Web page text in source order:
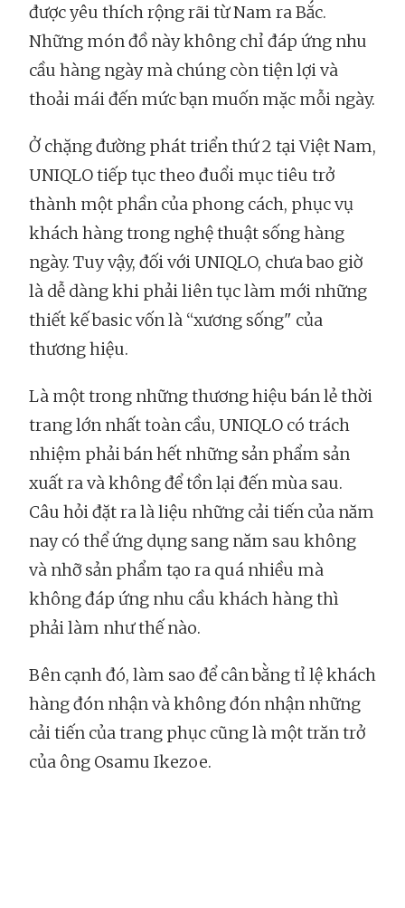
được yêu thích rộng rãi từ Nam ra Bắc.
Những món đồ này không chỉ đáp ứng nhu
cầu hàng ngày mà chúng còn tiện lợi và
thoải mái đến mức bạn muốn mặc mỗi ngày.
Ở chặng đường phát triển thứ 2 tại Việt Nam,
UNIQLO tiếp tục theo đuổi mục tiêu trở
thành một phần của phong cách, phục vụ
khách hàng trong nghệ thuật sống hàng
ngày. Tuy vậy, đối với UNIQLO, chưa bao giờ
là dễ dàng khi phải liên tục làm mới những
thiết kế basic vốn là “xương sống" của
thương hiệu.
Là một trong những thương hiệu bán lẻ thời
trang lớn nhất toàn cầu, UNIQLO có trách
nhiệm phải bán hết những sản phẩm sản
xuất ra và không để tồn lại đến mùa sau.
Câu hỏi đặt ra là liệu những cải tiến của năm
nay có thể ứng dụng sang năm sau không
và nhỡ sản phẩm tạo ra quá nhiều mà
không đáp ứng nhu cầu khách hàng thì
phải làm như thế nào.
Bên cạnh đó, làm sao để cân bằng tỉ lệ khách
hàng đón nhận và không đón nhận những
cải tiến của trang phục cũng là một trăn trở
của ông Osamu Ikezoe.